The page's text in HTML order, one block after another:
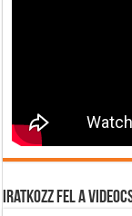
Iratkozz fel a